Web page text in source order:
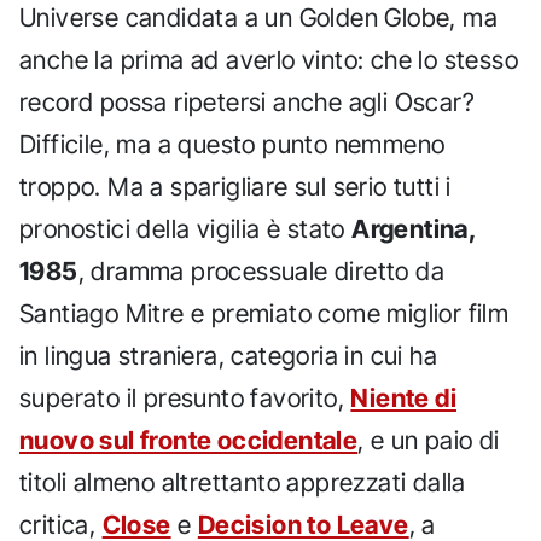
Universe candidata a un Golden Globe, ma
anche la prima ad averlo vinto: che lo stesso
record possa ripetersi anche agli Oscar?
Difficile, ma a questo punto nemmeno
troppo. Ma a sparigliare sul serio tutti i
pronostici della vigilia è statoArgentina,
1985, dramma processuale diretto da
Santiago Mitre e premiato come miglior film
in lingua straniera, categoria in cui ha
superato il presunto favorito, Niente di
nuovo sul fronte occidentale, e un paio di
titoli almeno altrettanto apprezzati dalla
critica, Close e Decision to Leave, a